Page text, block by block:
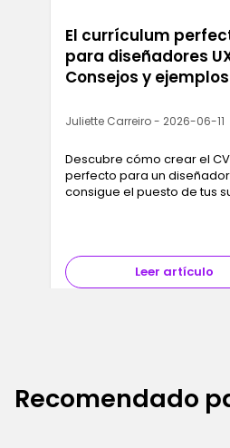
El currículum
para diseñadores
Consejos y ejemplos
Juliette Carreiro - 2026-06-11
Descubre cómo crear el CV
perfecto para un diseñador
consigue el puesto de tus
Leer artículo
Recomendado